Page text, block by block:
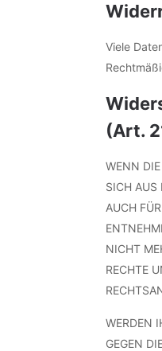
Viele
(Art.
WENN
SICH AUS
AUCH
NICHT
RECHTE
WERDEN
GEGEN